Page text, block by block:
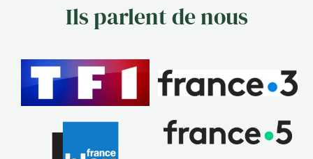
Ils parlent de nous